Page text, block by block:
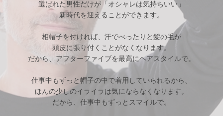
選ばれた男性だけが「オシャレは気持ちいい」
新時代を迎えることができます。
相帽子を付ければ、汗でべったりと髪の毛が
頭皮に張り付くことがなくなります。
だから、アフターファイブを最高にヘアスタイルで。
仕事中もずっと帽子の中で着用していられるから、
ほんの少しのイライラは気にならなくなります。
だから、仕事中もずっとスマイルで。